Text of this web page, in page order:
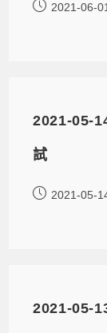
2021-06-01
2021-05-
試
2021-05-
2021-05-